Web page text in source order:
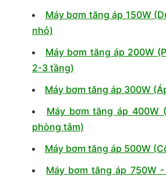
Máy bơm tăng áp 150W
nhỏ)
Máy bơm tăng áp 200W
2-3 tầng)
Máy bơm tăng áp 300W
Máy bơm tăng áp 400W
phòng tắm)
Máy bơm tăng áp 500W
Máy bơm tăng áp 750W